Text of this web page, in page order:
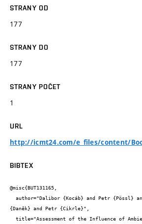
STRANY OD
177
STRANY DO
177
STRANY POČET
1
URL
http://icmt24.com/e_files/content/
BIBTEX
@misc{BUT131165,
{Daněk} and Petr {Cikrle}",